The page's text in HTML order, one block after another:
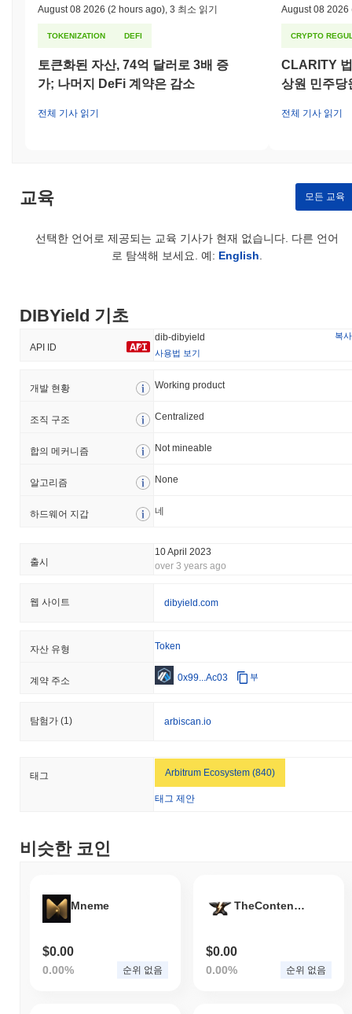
August 08 2026 (2 hours ago) 3 최소 읽기
TOKENIZATION DEFI
토큰화된 자산, 74억 달러로 3배 증
가; 나머지 DeFi 계약은 감소
전체 기사 읽기
August 08 2026
CRYPTO
CLARITY
상원 민주당
전체 기사 읽기
교육 모든 교육
선택한 언어로 제공되는 교육 기사가 현재 없습니다. 다른 언어
로 탐색해 보세요. 예: English
DIBYield 기초
API ID
dib-dibyield
복사
사용법 보기
개발 현황 Working product
조직 구조 Centralized
합의 메커니즘 Not mineable
알고리즘 None
하드웨어 지갑 네
출시
10 April 2023
over 3 years ago
웹 사이트 dibyield.com
자산 유형 Token
계약 주소 0x99...Ac03 부
탐험가 (1) arbiscan.io
태그 Arbitrum Ecosystem (840)
태그 제안
비슷한 코인
Mneme
$0.00
0.00% 순위 없음
TheContentForge
$0.00
0.00% 순위 없음